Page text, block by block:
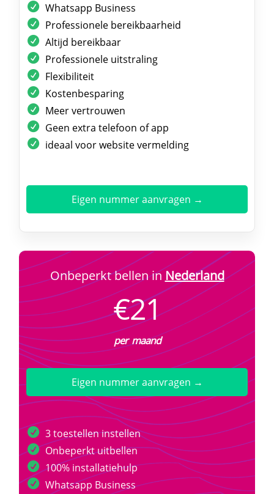
Whatsapp Business
Professionele bereikbaarheid
Altijd bereikbaar
Professionele uitstraling
Flexibiliteit
Kostenbesparing
Meer vertrouwen
Geen extra telefoon of app
ideaal voor website vermelding
Eigen nummer aanvragen →
Onbeperkt bellen inNederland
€21
per maand
Eigen nummer aanvragen →
3 toestellen instellen
Onbeperkt uitbellen
100% installatiehulp
Whatsapp Business